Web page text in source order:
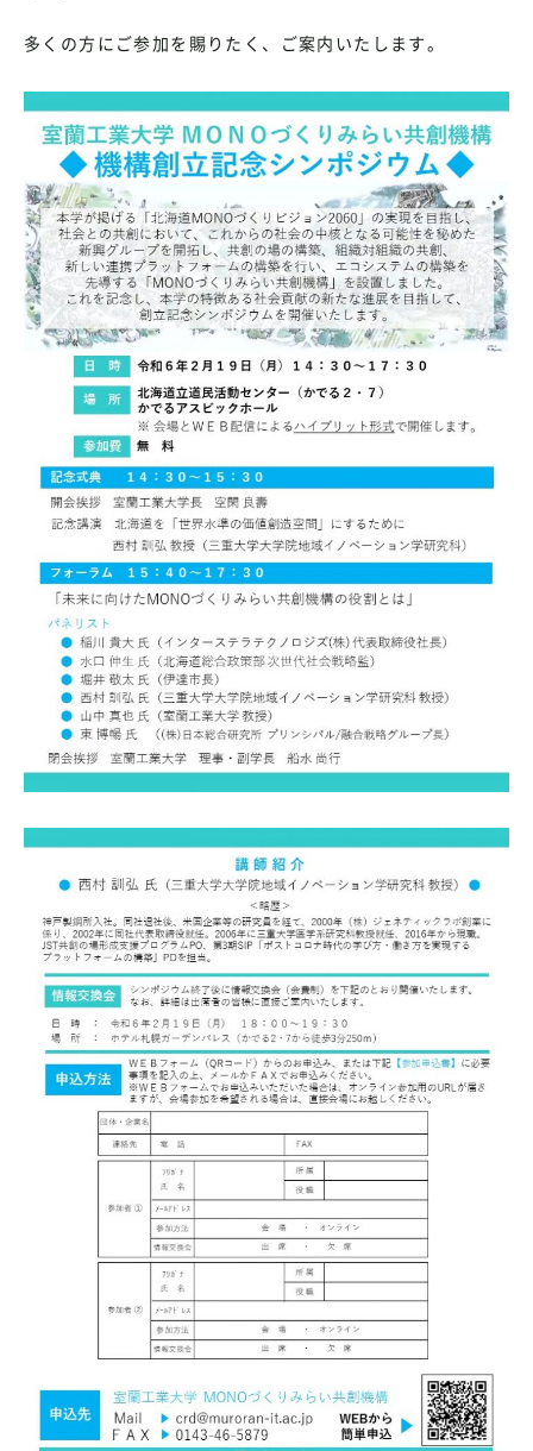
多くの方にご参加を賜りたく、ご案内いたします。